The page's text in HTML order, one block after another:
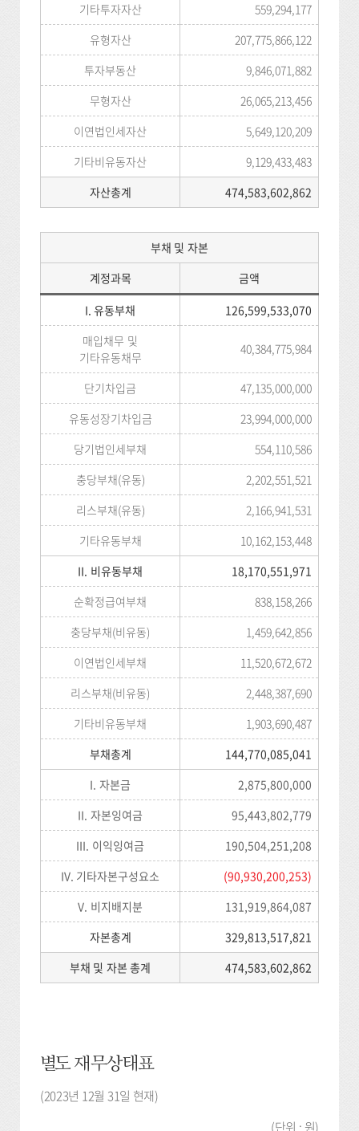
자산총계 474,583,602,862
기타투자자산
559,294,177
유형자산
207,775,866,122
투자부동산
9,846,071,882
무형자산
26,065,213,456
이연법인세자산
5,649,120,209
기타비유동자산
9,129,433,483
부채 및 자본
계정과목
금액
부채 및 자본 총계 474,583,602,862
I. 유동부채
126,599,533,070
매입채무 및
기타유동채무
40,384,775,984
단기차입금
47,135,000,000
유동성장기차입금
23,994,000,000
당기법인세부채
554,110,586
충당부채(유동)
2,202,551,521
리스부채(유동)
2,166,941,531
기타유동부채
10,162,153,448
II. 비유동부채
18,170,551,971
순확정급여부채
838,158,266
충당부채(비유동)
1,459,642,856
이연법인세부채
11,520,672,672
리스부채(비유동)
2,448,387,690
기타비유동부채
1,903,690,487
부채총계
144,770,085,041
I. 자본금
2,875,800,000
II. 자본잉여금
95,443,802,779
III. 이익잉여금
190,504,251,208
IV. 기타자본구성요소
(90,930,200,253)
V. 비지배지분
131,919,864,087
자본총계
329,813,517,821
별도 재무상태표
(2023년 12월 31일 현재)
(단위 : 원)